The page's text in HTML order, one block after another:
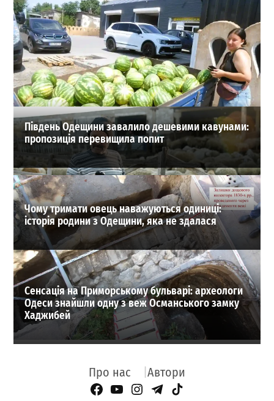
Росіяни атакували балкер в Одеській затоці: на судні
спалахнула пожежа
0
30-07-2026 в 08:10
ВИБІР РЕДАКЦІЇ
Південь Одещини завалило дешевими кавунами:
пропозиція перевищила попит
Чому тримати овець наважуються одиниці:
історія родини з Одещини, яка не здалася
Сенсація на Приморському бульварі: археологи
Одеси знайшли одну з веж Османського замку
Хаджибей
Про нас Автори
Facebook Page
YouTube
Instagram
Telegram
TikTok